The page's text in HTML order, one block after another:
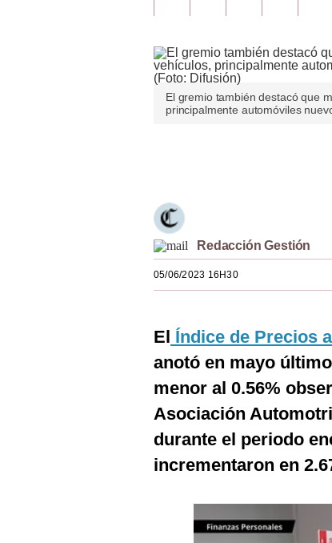
El gremio también destacó que
principalmente automóviles
Redacción Gestión
05/06/2023 16H30
El Índice de Precios
anotó en mayo
menor al 0.56%
Asociación
durante el periodo
incrementaron en